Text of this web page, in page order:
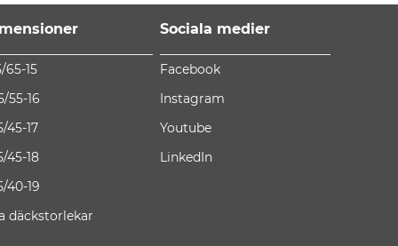
65-15
55-16
45-17
45-18
40-19
däckstorlekar
Sociala medier
Facebook
Instagram
Youtube
LinkedIn